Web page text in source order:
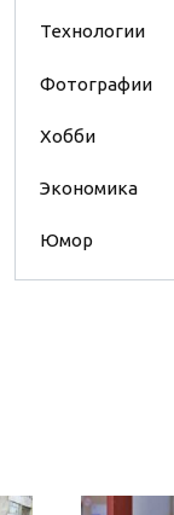
Технологии
Фотографии
Хобби
Экономика
Юмор